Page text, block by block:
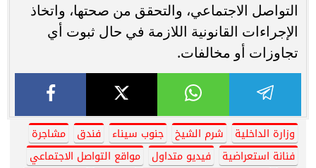
التواصل الاجتماعي، والتحقق من صحتها، واتخاذ
الإجراءات القانونية اللازمة في حال ثبوت أي
تجاوزات أو مخالفات.
وزارة الداخلية شرم الشيخ جنوب سيناء فندق
مشاجرة
فنانة استعراضية
فيديو متداول
مواقع التواصل الاجتماعي